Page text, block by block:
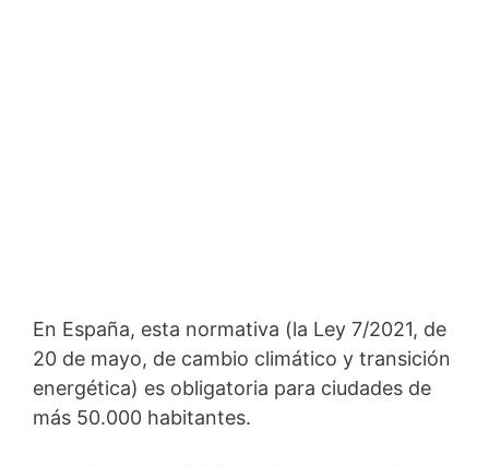
En España, esta normativa (la Ley 7/2021, de
20 de mayo, de cambio climático y transición
energética) es obligatoria para ciudades de
más 50.000 habitantes.